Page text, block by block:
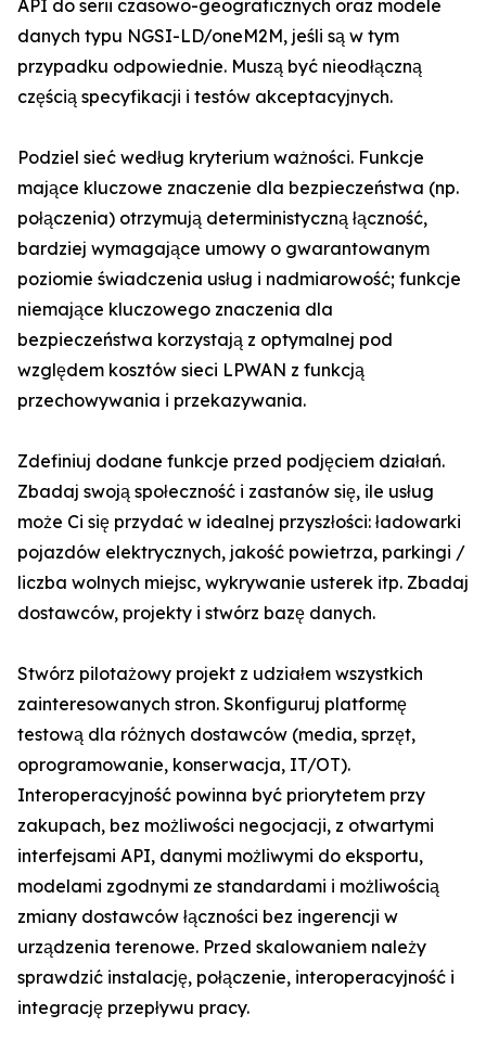
API do serii czasowo-geograficznych oraz modele
danych typu NGSI-LD/oneM2M, jeśli są w tym
przypadku odpowiednie. Muszą być nieodłączną
częścią specyfikacji i testów akceptacyjnych.
Podziel sieć według kryterium ważności. Funkcje
mające kluczowe znaczenie dla bezpieczeństwa (np.
połączenia) otrzymują deterministyczną łączność,
bardziej wymagające umowy o gwarantowanym
poziomie świadczenia usług i nadmiarowość; funkcje
niemające kluczowego znaczenia dla
bezpieczeństwa korzystają z optymalnej pod
względem kosztów sieci LPWAN z funkcją
przechowywania i przekazywania.
Zdefiniuj dodane funkcje przed podjęciem działań.
Zbadaj swoją społeczność i zastanów się, ile usług
może Ci się przydać w idealnej przyszłości: ładowarki
pojazdów elektrycznych, jakość powietrza, parkingi /
liczba wolnych miejsc, wykrywanie usterek itp. Zbadaj
dostawców, projekty i stwórz bazę danych.
Stwórz pilotażowy projekt z udziałem wszystkich
zainteresowanych stron. Skonfiguruj platformę
testową dla różnych dostawców (media, sprzęt,
oprogramowanie, konserwacja, IT/OT).
Interoperacyjność powinna być priorytetem przy
zakupach, bez możliwości negocjacji, z otwartymi
interfejsami API, danymi możliwymi do eksportu,
modelami zgodnymi ze standardami i możliwością
zmiany dostawców łączności bez ingerencji w
urządzenia terenowe. Przed skalowaniem należy
sprawdzić instalację, połączenie, interoperacyjność i
integrację przepływu pracy.